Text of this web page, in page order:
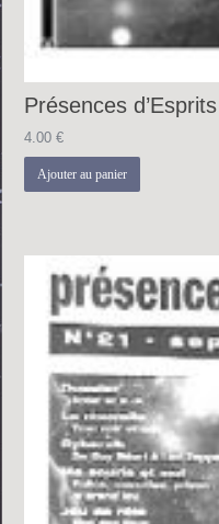
Présences
4.00€
Ajouter au panier